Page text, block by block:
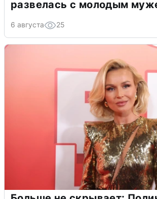
развелась с молодым
6 августа 25